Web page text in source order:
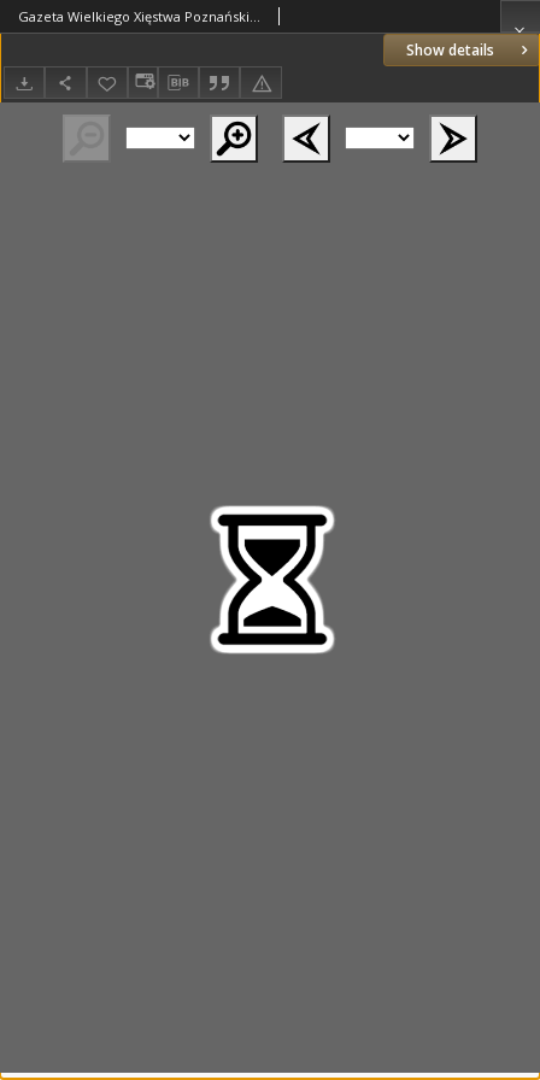
Show details
Gazeta Wielkiego Xięstwa Poznańskiego 1836.06.07 Nr130